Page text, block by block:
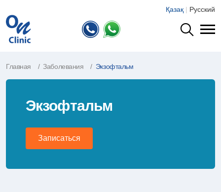
Қазақ | Русский
Главная Заболевания Экзофтальм
Экзофтальм
Записаться